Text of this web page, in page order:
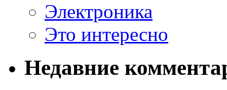
Электроника
Это интересно
Недавние